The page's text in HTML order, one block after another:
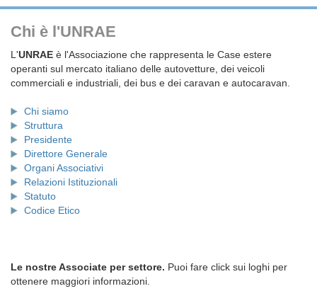
Chi è l'UNRAE
L'UNRAE è l'Associazione che rappresenta le Case estere
operanti sul mercato italiano delle autovetture, dei veicoli
commerciali e industriali, dei bus e dei caravan e autocaravan.
Chi siamo
Struttura
Presidente
Direttore Generale
Organi Associativi
Relazioni Istituzionali
Statuto
Codice Etico
Le nostre Associate per settore. Puoi fare click sui loghi per
ottenere maggiori informazioni.